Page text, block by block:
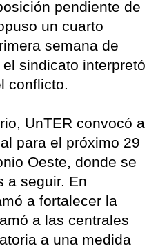
pendiente de
un cuarto
semana de
sindicato interpretó
conflicto.
UnTER convocó a
para el próximo 29
Oeste, donde se
a seguir. En
a fortalecer la
a las centrales
a una medida